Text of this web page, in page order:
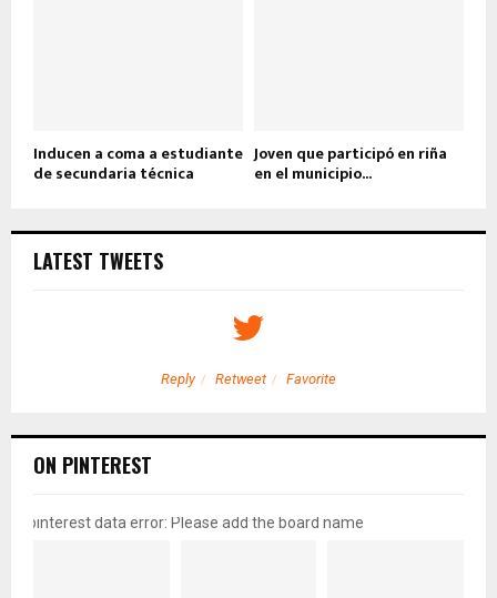
Inducen a coma a estudiante
de secundaria técnica
Joven que participó en riña
en el municipio...
LATEST TWEETS
Reply Retweet Favorite
ON PINTEREST
pinterest data error: Please add the board name